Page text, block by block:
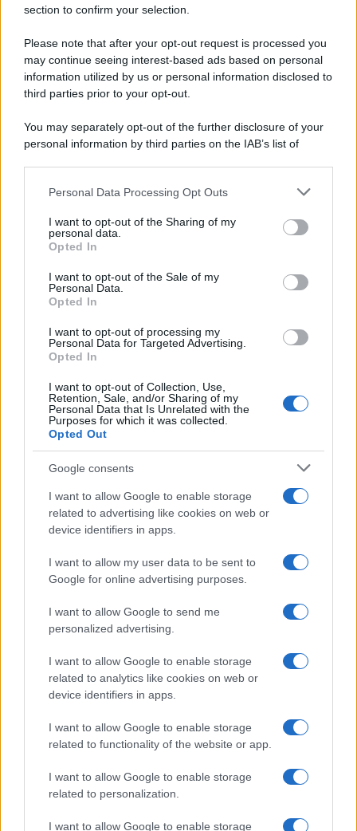
section to confirm your selection.
Please note that after your opt-out request is processed you
may continue seeing interest-based ads based on personal
information utilized by us or personal information disclosed to
third parties prior to your opt-out.
You may separately opt-out of the further disclosure of your
personal information by third parties on the IAB’s list of
This information may also be disclosed by us to third parties
disclose it to other third parties.
Please note that this website/app uses one or more Google
services and may gather and store information including but
not limited to your visit or usage behaviour. You may click to
grant or deny consent to Google and its third-party tags to
consent section.
Personal Data Processing Opt Outs
I want to opt-out of the Sharing of my
personal data.
Opted In
I want to opt-out of the Sale of my
Personal Data.
Opted In
I want to opt-out of processing my
Personal Data for Targeted Advertising.
Opted In
I want to opt-out of Collection, Use,
Retention, Sale, and/or Sharing of my
Personal Data that Is Unrelated with the
Purposes for which it was collected.
Opted Out
Google consents
I want to allow Google to enable storage
related to advertising like cookies on web or
device identifiers in apps.
I want to allow my user data to be sent to
Google for online advertising purposes.
I want to allow Google to send me
personalized advertising.
I want to allow Google to enable storage
related to analytics like cookies on web or
device identifiers in apps.
I want to allow Google to enable storage
related to functionality of the website or app.
I want to allow Google to enable storage
related to personalization.
I want to allow Google to enable storage
Preferenze PrivacyPrivacy Policy